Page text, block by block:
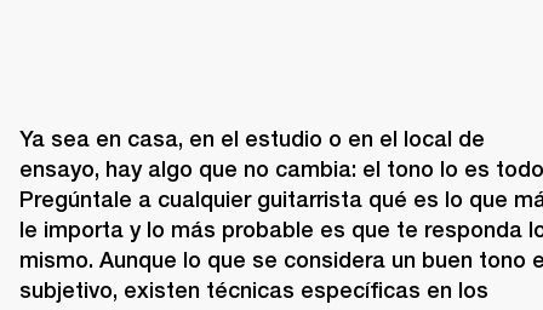
Ya sea en casa, en el estudio o en el local de
ensayo, hay algo que no cambia: el tono lo es
Pregúntale a cualquier guitarrista qué es lo que
le importa y lo más probable es que te responda
mismo. Aunque lo que se considera un buen tono
subjetivo, existen técnicas específicas en los